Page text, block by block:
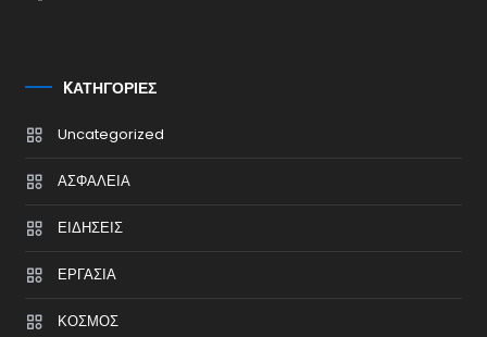
KΑΤΗΓΟΡΊΕΣ
Uncategorized
ΑΣΦΑΛΕΙΑ
ΕΙΔΗΣΕΙΣ
ΕΡΓΑΣΙΑ
ΚΟΣΜΟΣ